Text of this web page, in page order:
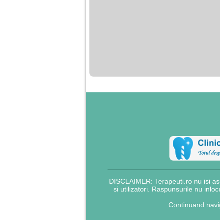
DISCLAIMER: Terapeuti.ro nu isi
si utilizatori. Raspunsurile nu
Continuand